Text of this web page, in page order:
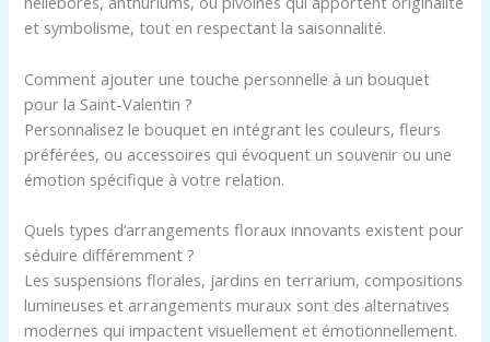
et symbolisme, tout en respectant la saisonnalité.
Comment ajouter une touche personnelle à un bouquet
pour la Saint-Valentin ?
Personnalisez le bouquet en intégrant les couleurs, fleurs
préférées, ou accessoires qui évoquent un souvenir ou une
émotion spécifique à votre relation.
Quels types d’arrangements floraux innovants existent pour
séduire différemment ?
Les suspensions florales, jardins en terrarium, compositions
lumineuses et arrangements muraux sont des alternatives
modernes qui impactent visuellement et émotionnellement.